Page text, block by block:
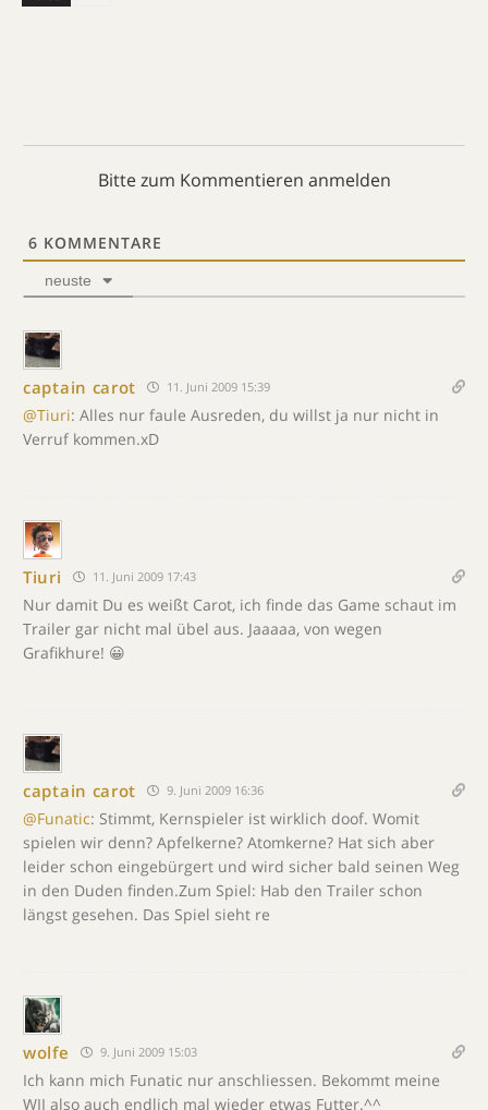
Bitte zum Kommentieren anmelden
6 KOMMENTARE
neuste
captain carot 11. Juni 2009 15:39
@Tiuri: Alles nur faule Ausreden, du willst ja nur nicht in
Verruf kommen.xD
Tiuri 11. Juni 2009 17:43
Nur damit Du es weißt Carot, ich finde das Game schaut im
Trailer gar nicht mal übel aus. Jaaaaa, von wegen
Grafikhure! 😀
captain carot 9. Juni 2009 16:36
@Funatic: Stimmt, Kernspieler ist wirklich doof. Womit
spielen wir denn? Apfelkerne? Atomkerne? Hat sich aber
leider schon eingebürgert und wird sicher bald seinen Weg
in den Duden finden.Zum Spiel: Hab den Trailer schon
längst gesehen. Das Spiel sieht re
wolfe 9. Juni 2009 15:03
Ich kann mich Funatic nur anschliessen. Bekommt meine
WII also auch endlich mal wieder etwas Futter.^^